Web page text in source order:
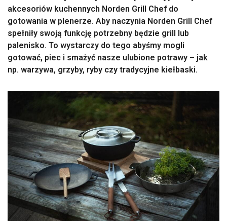
akcesoriów kuchennych Norden Grill Chef do
gotowania w plenerze. Aby naczynia Norden Grill Chef
spełniły swoją funkcję potrzebny będzie grill lub
palenisko. To wystarczy do tego abyśmy mogli
gotować, piec i smażyć nasze ulubione potrawy – jak
np. warzywa, grzyby, ryby czy tradycyjne kiełbaski.